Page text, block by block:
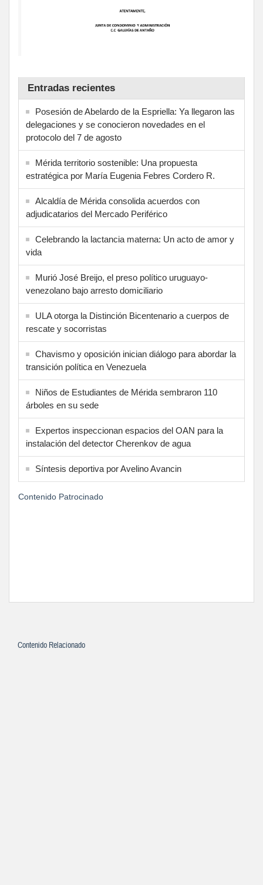
Entradas recientes
Posesión de Abelardo de la Espriella: Ya llegaron las
delegaciones y se conocieron novedades en el
protocolo del 7 de agosto
Mérida territorio sostenible: Una propuesta
estratégica por María Eugenia Febres Cordero R.
Alcaldía de Mérida consolida acuerdos con
adjudicatarios del Mercado Periférico
Celebrando la lactancia materna: Un acto de amor y
vida
Murió José Breijo, el preso político uruguayo-
venezolano bajo arresto domiciliario
ULA otorga la Distinción Bicentenario a cuerpos de
rescate y socorristas
Chavismo y oposición inician diálogo para abordar la
transición política en Venezuela
Niños de Estudiantes de Mérida sembraron 110
árboles en su sede
Expertos inspeccionan espacios del OAN para la
instalación del detector Cherenkov de agua
Síntesis deportiva por Avelino Avancin
Contenido Patrocinado
Contenido Relacionado